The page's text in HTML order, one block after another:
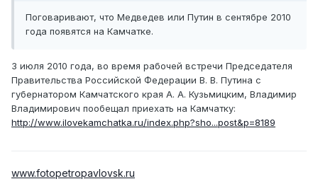
Поговаривают, что Медведев или Путин в сентябре 2010
года появятся на Камчатке.
3 июля 2010 года, во время рабочей встречи Председателя
Правительства Российской Федерации В. В. Путина с
губернатором Камчатского края А. А. Кузьмицким, Владимир
Владимирович пообещал приехать на Камчатку:
http://www.ilovekamchatka.ru/index.php?sho...post&p=8189
www.fotopetropavlovsk.ru